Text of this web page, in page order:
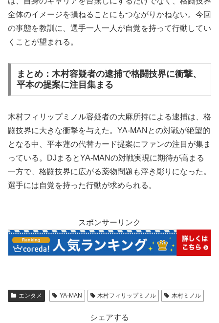
全体のイメージを損ねることにもつながりかねない。今回
の事態を教訓に、選手一人一人が自覚を持って行動してい
くことが望まれる。
まとめ：木村容疑者の逮捕で格闘技界に衝撃、
平本の提案に注目集まる
木村フィリップミノル容疑者の大麻所持による逮捕は、格
闘技界に大きな衝撃を与えた。YA-MANとの対戦が絶望的
となる中、平本蓮の代替カード提案にファンの注目が集ま
っている。DJまるとYA-MANの対戦実現に期待が高まる
一方で、格闘技界に広がる薬物問題も浮き彫りになった。
選手には自覚を持った行動が求められる。
スポンサーリンク
エンタメ YA-MAN 木村フィリップミノル 木村ミノル
シェアする